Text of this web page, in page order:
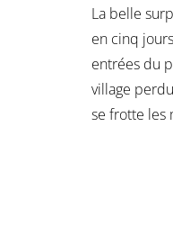
La belle
en cinq
entrées du
village
se frotte les